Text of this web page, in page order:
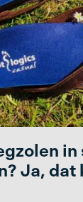
in
Ja, dat